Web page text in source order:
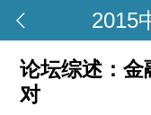
2015
论坛综述：金
对